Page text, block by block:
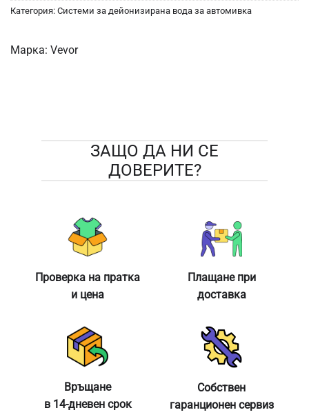
Категория: Системи за дейонизирана вода за автомивка
Марка: Vevor
ЗАЩО ДА НИ СЕ
ДОВЕРИТЕ?
Проверка на пратка
и цена
Плащане при
доставка
Връщане
в 14-дневен срок
Собствен
гаранционен сервиз